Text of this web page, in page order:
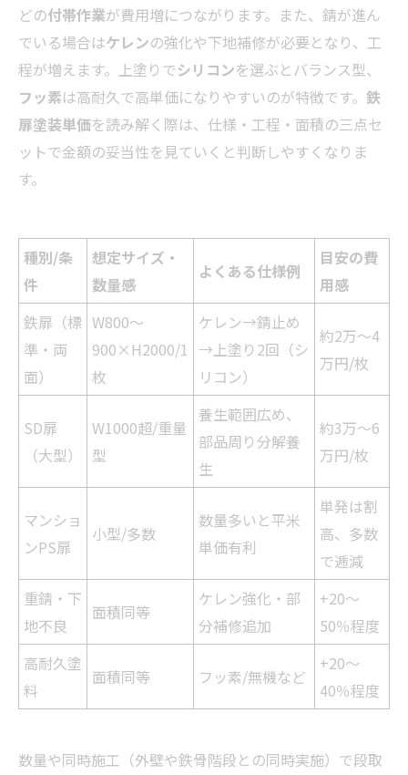
どの付帯作業が費用増につながります。また、錆が進ん
でいる場合はケレンの強化や下地補修が必要となり、工
程が増えます。上塗りでシリコンを選ぶとバランス型、
フッ素は高耐久で高単価になりやすいのが特徴です。 鉄
扉塗装単価を読み解く際は、仕様・工程・面積の三点セ
ットで金額の妥当性を見ていくと判断しやすくなりま
す。
種別/条
件
想定サイズ・
数量感
よくある仕様例
目安の費
用感
鉄扉（標
準・両
面）
W800～
900×H2000/1
枚
ケレン→錆止め
→上塗り2回（シ
リコン）
約2万～4
万円/枚
SD扉
（大型）
W1000超/重量
型
養生範囲広め、
部品周り分解養
生
約3万～6
万円/枚
マンショ
ンPS扉
小型/多数
数量多いと平米
単価有利
単発は割
高、多数
で逓減
重錆・下
地不良
面積同等
ケレン強化・部
分補修追加
+20～
50％程度
高耐久塗
料
面積同等 フッ素/無機など
+20～
40％程度
数量や同時施工（外壁や鉄骨階段との同時実施）で段取